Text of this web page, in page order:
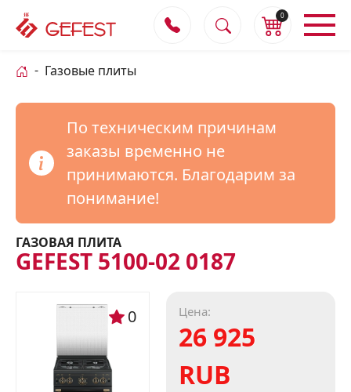
0
Газовые плиты
По техническим причинам
заказы временно не
принимаются. Благодарим за
понимание!
ГАЗОВАЯ ПЛИТА
GEFEST 5100-02 0187
0 Цена:
26 925
RUB